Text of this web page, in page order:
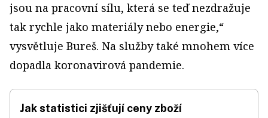
jsou na pracovní sílu, která se teď nezdražuje
tak rychle jako materiály nebo energie,“
vysvětluje Bureš. Na služby také mnohem více
dopadla koronavirová pandemie.
Jak statistici zjišťují ceny zboží